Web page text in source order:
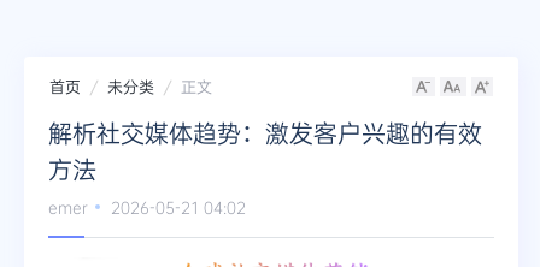
首页 未分类 正文
解析社交媒体趋势：激发客户兴趣的有效
方法
emer 2026-05-21 04:02